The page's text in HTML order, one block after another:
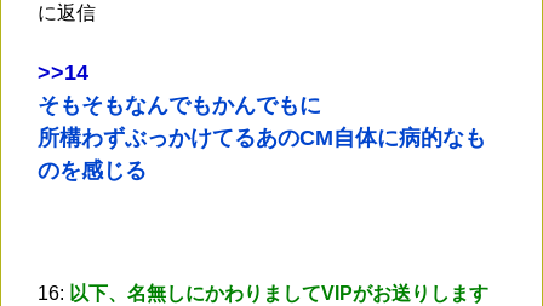
に返信
>>14
そもそもなんでもかんでもに
所構わずぶっかけてるあのCM自体に病的なも
のを感じる
16: 以下、名無しにかわりましてVIPがお送りします